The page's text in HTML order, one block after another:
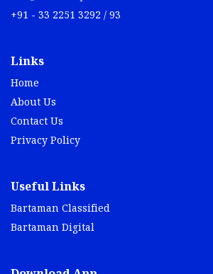
+91 - 33 2251 3292 / 93
Links
Home
About Us
Contact Us
Privacy Policy
Useful Links
Bartaman Classified
Bartaman Digital